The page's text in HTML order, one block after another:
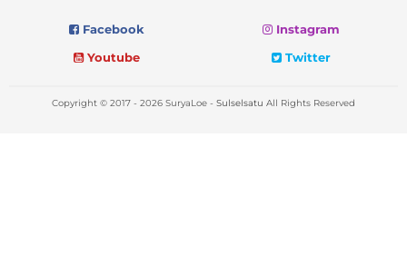
Facebook
Instagram
Youtube
Twitter
Copyright © 2017 - 2026 SuryaLoe - Sulselsatu All Rights Reserved